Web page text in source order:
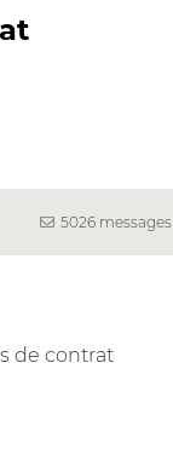
5026 messages
de contrat